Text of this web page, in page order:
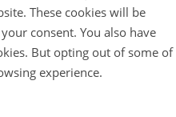
These cookies will be
consent. You also have
But opting out of some of
experience.